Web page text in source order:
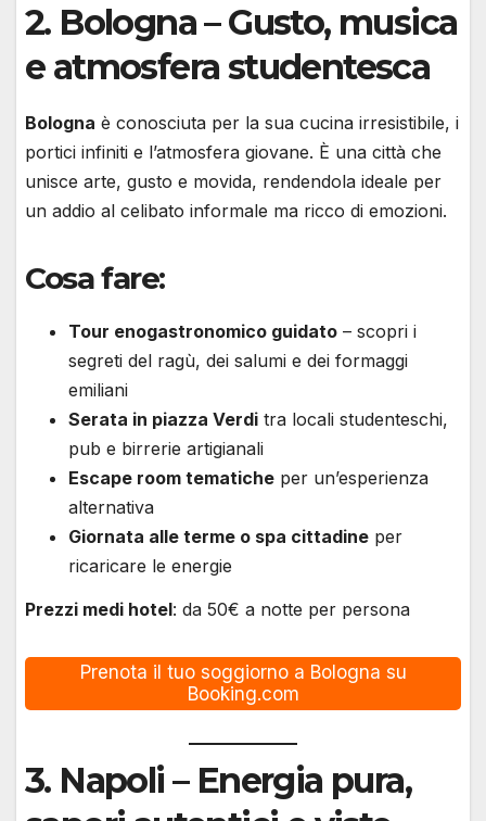
2. Bologna– Gusto, musica
e atmosfera studentesca
Bologna è conosciuta per la sua cucina irresistibile, i
portici infiniti e l’atmosfera giovane. È una città che
unisce arte, gusto e movida, rendendola ideale per
un addio al celibato informale ma ricco di emozioni.
Cosa fare:
Tour enogastronomico guidato – scopri i
segreti del ragù, dei salumi e dei formaggi
emiliani
Serata in piazza Verdi tra locali studenteschi,
pub e birrerie artigianali
Escape room tematiche per un’esperienza
alternativa
Giornata alle terme o spa cittadine per
ricaricare le energie
Prezzi medi hotel: da 50€ a notte per persona
Prenota il tuo soggiorno a Bologna su
Booking.com
3. Napoli – Energia pura,